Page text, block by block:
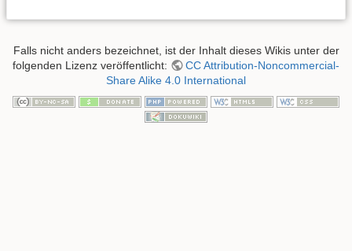
Falls nicht anders bezeichnet, ist der Inhalt dieses Wikis unter der
folgenden Lizenz veröffentlicht:
CC Attribution-Noncommercial-
Share Alike 4.0 International